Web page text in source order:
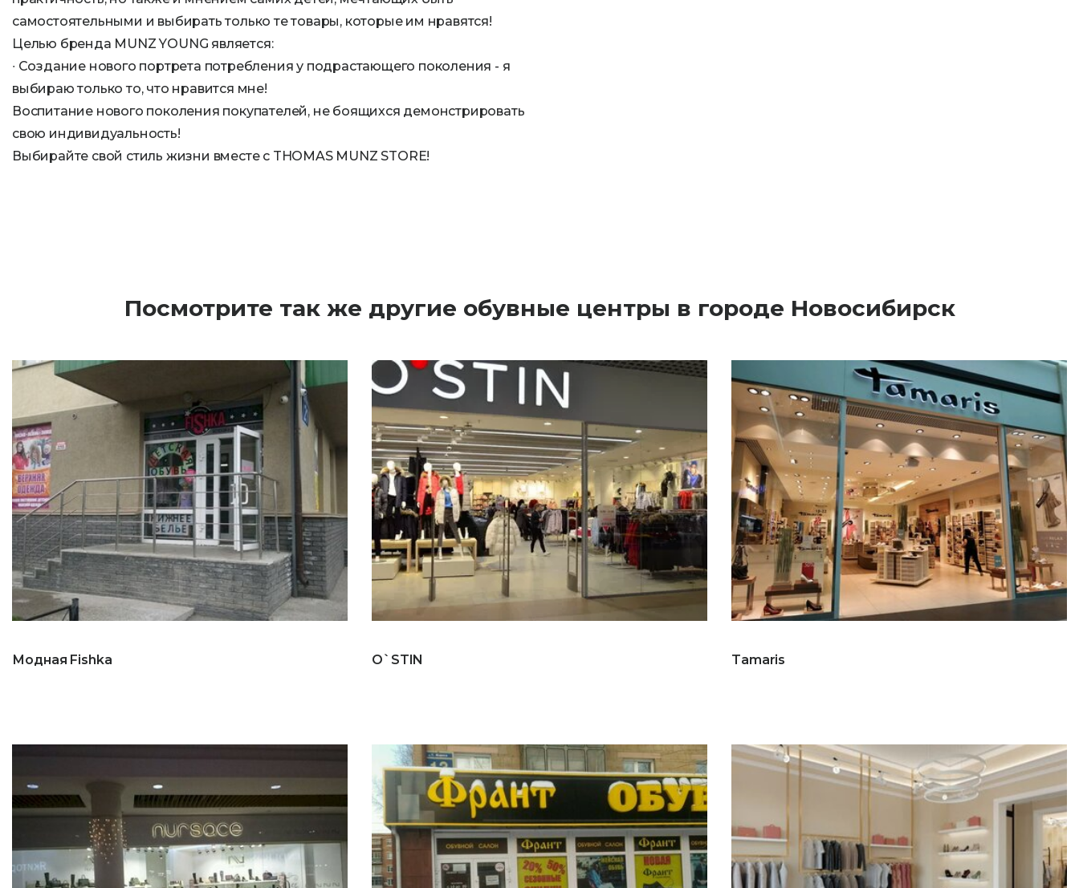
самостоятельными и выбирать только те товары, которые им нравятся!
Целью бренда MUNZ YOUNG является:
∙ Создание нового портрета потребления у подрастающего поколения - я
выбираю только то, что нравится мне!
Воспитание нового поколения покупателей, не боящихся демонстрировать
свою индивидуальность!
Выбирайте свой стиль жизни вместе с THOMAS MUNZ STORE!
Посмотрите так же другие обувные центры в городе Новосибирск
Модная Fishka O`STIN Tamaris